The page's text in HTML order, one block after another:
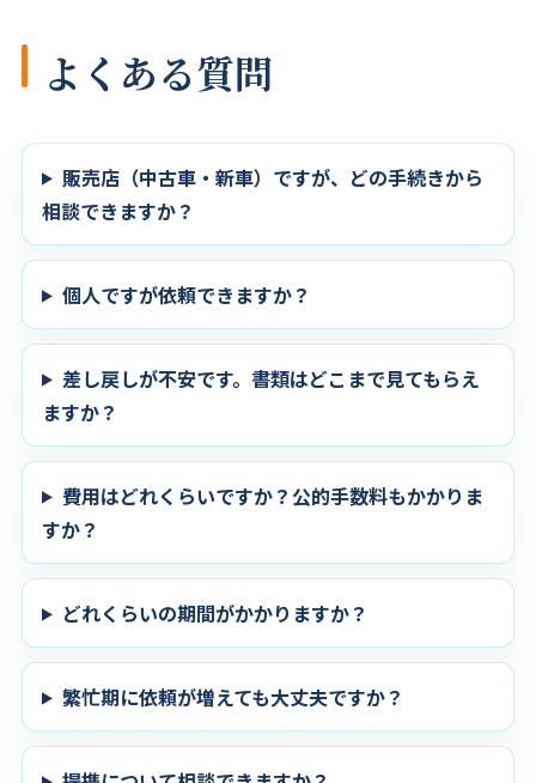
よくある質問
販売店（中古車・新車）ですが、どの手続きから
相談できますか？
個人ですが依頼できますか？
差し戻しが不安です。書類はどこまで見てもらえ
ますか？
費用はどれくらいですか？公的手数料もかかりま
すか？
どれくらいの期間がかかりますか？
繁忙期に依頼が増えても大丈夫ですか？